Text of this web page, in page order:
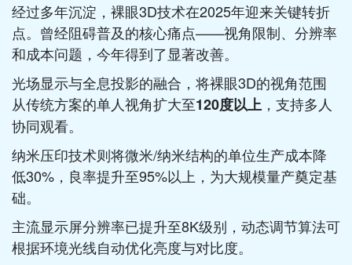
经过多年沉淀，裸眼3D技术在2025年迎来关键转折
点。曾经阻碍普及的核心痛点——视角限制、分辨率
和成本问题，今年得到了显著改善。
光场显示与全息投影的融合，将裸眼3D的视角范围
从传统方案的单人视角扩大至120度以上 ，支持多人
协同观看。
纳米压印技术则将微米/纳米结构的单位生产成本降
低30%，良率提升至95%以上，为大规模量产奠定基
础。
主流显示屏分辨率已提升至8K级别，动态调节算法可
根据环境光线自动优化亮度与对比度。